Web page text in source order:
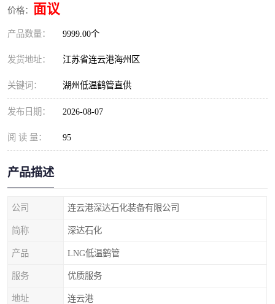
价格： 面议
产品数量： 9999.00个
发货地址： 江苏省连云港海州区
关键词： 湖州低温鹤管直供
发布日期： 2026-08-07
阅 读 量： 95
产品描述
公司 连云港深达石化装备有限公司
简称 深达石化
产品 LNG低温鹤管
服务 优质服务
地址 连云港